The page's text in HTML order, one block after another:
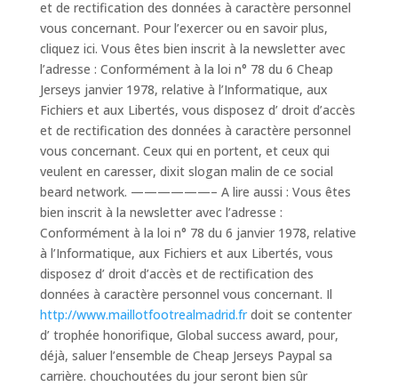
et de rectification des données à caractère personnel
vous concernant. Pour l’exercer ou en savoir plus,
cliquez ici. Vous êtes bien inscrit à la newsletter avec
l’adresse : Conformément à la loi n° 78 du 6 Cheap
Jerseys janvier 1978, relative à l’Informatique, aux
Fichiers et aux Libertés, vous disposez d’ droit d’accès
et de rectification des données à caractère personnel
vous concernant. Ceux qui en portent, et ceux qui
veulent en caresser, dixit slogan malin de ce social
beard network. ——————– A lire aussi : Vous êtes
bien inscrit à la newsletter avec l’adresse :
Conformément à la loi n° 78 du 6 janvier 1978, relative
à l’Informatique, aux Fichiers et aux Libertés, vous
disposez d’ droit d’accès et de rectification des
données à caractère personnel vous concernant. Il
http://www.maillotfootrealmadrid.frdoit se contenter
d’ trophée honorifique, Global success award, pour,
déjà, saluer l’ensemble de Cheap Jerseys Paypal sa
carrière. chouchoutées du jour seront bien sûr